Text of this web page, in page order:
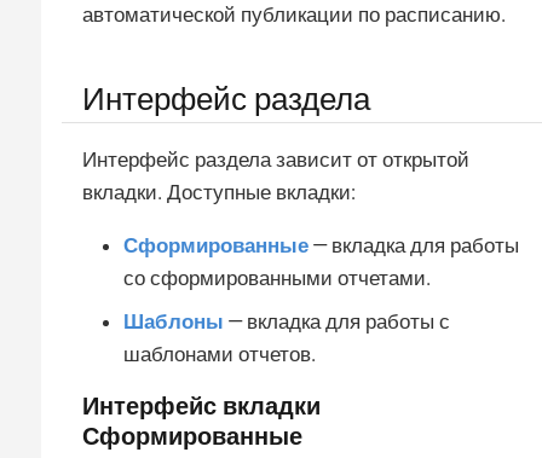
автоматической публикации по расписанию.
Интерфейс раздела
Интерфейс раздела зависит от открытой
вкладки. Доступные вкладки:
Сформированные — вкладка для работы
со сформированными отчетами.
Шаблоны — вкладка для работы с
шаблонами отчетов.
Интерфейс вкладки
Сформированные